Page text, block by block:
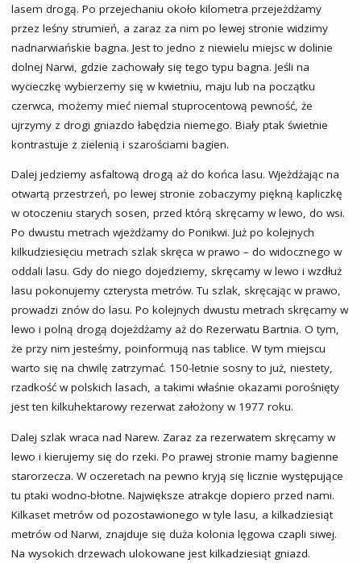
lasem drogą. Po przejechaniu około kilometra przejeżdżamy
przez leśny strumień, a zaraz za nim po lewej stronie widzimy
nadnarwiańskie bagna. Jest to jedno z niewielu miejsc w dolinie
dolnej Narwi, gdzie zachowały się tego typu bagna. Jeśli na
wycieczkę wybierzemy się w kwietniu, maju lub na początku
czerwca, możemy mieć niemal stuprocentową pewność, że
ujrzymy z drogi gniazdo łabędzia niemego. Biały ptak świetnie
kontrastuje z zielenią i szarościami bagien.
Dalej jedziemy asfaltową drogą aż do końca lasu. Wjeżdżając na
otwartą przestrzeń, po lewej stronie zobaczymy piękną kapliczkę
w otoczeniu starych sosen, przed którą skręcamy w lewo, do wsi.
Po dwustu metrach wjeżdżamy do Ponikwi. Już po kolejnych
kilkudziesięciu metrach szlak skręca w prawo – do widocznego w
oddali lasu. Gdy do niego dojedziemy, skręcamy w lewo i wzdłuż
lasu pokonujemy czterysta metrów. Tu szlak, skręcając w prawo,
prowadzi znów do lasu. Po kolejnych dwustu metrach skręcamy w
lewo i polną drogą dojeżdżamy aż do Rezerwatu Bartnia. O tym,
że przy nim jesteśmy, poinformują nas tablice. W tym miejscu
warto się na chwilę zatrzymać. 150-letnie sosny to już, niestety,
rzadkość w polskich lasach, a takimi właśnie okazami porośnięty
jest ten kilkuhektarowy rezerwat założony w 1977 roku.
Dalej szlak wraca nad Narew. Zaraz za rezerwatem skręcamy w
lewo i kierujemy się do rzeki. Po prawej stronie mamy bagienne
starorzecza. W oczeretach na pewno kryją się licznie występujące
tu ptaki wodno-błotne. Największe atrakcje dopiero przed nami.
Kilkaset metrów od pozostawionego w tyle lasu, a kilkadziesiąt
metrów od Narwi, znajduje się duża kolonia lęgowa czapli siwej.
Na wysokich drzewach ulokowane jest kilkadziesiąt gniazd.